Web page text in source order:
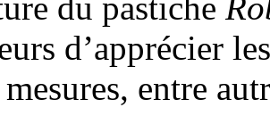
d’apprécier
mesures, entre